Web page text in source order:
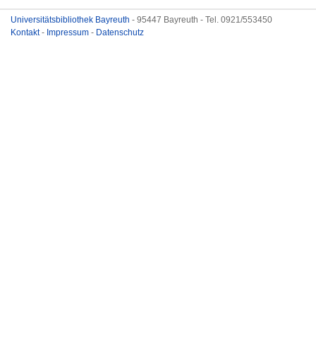
Universitätsbibliothek Bayreuth - 95447 Bayreuth - Tel. 0921/553450
Kontakt- Impressum - Datenschutz